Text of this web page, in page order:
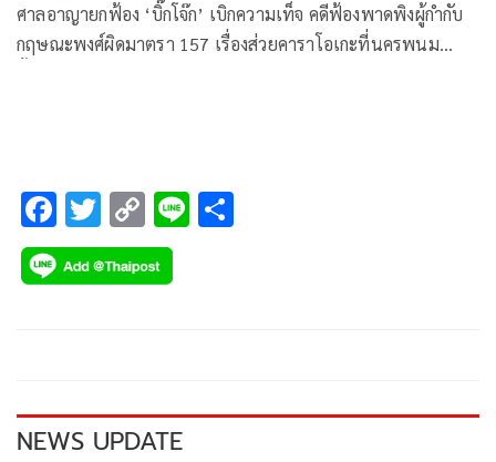
ศาลอาญายกฟ้อง ‘บิ๊กโจ๊ก’ เบิกความเท็จ คดีฟ้องพาดพิงผู้กำกับ
กฤษณะพงศ์ผิดมาตรา 157 เรื่องส่วยคาราโอเกะที่นครพนม
F
ac
e
k
T
wi
tt
C
o
p
k
Li
NEWS UPDATE